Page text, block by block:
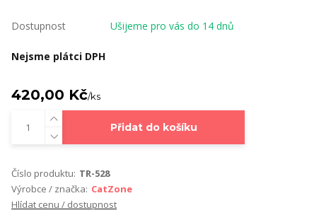
Dostupnost Ušijeme pro vás do 14 dnů
Nejsme plátci DPH
420,00 Kč/ks
Přidat do košíku
Číslo produktu: TR-528
Výrobce / značka: CatZone
Hlídat cenu / dostupnost